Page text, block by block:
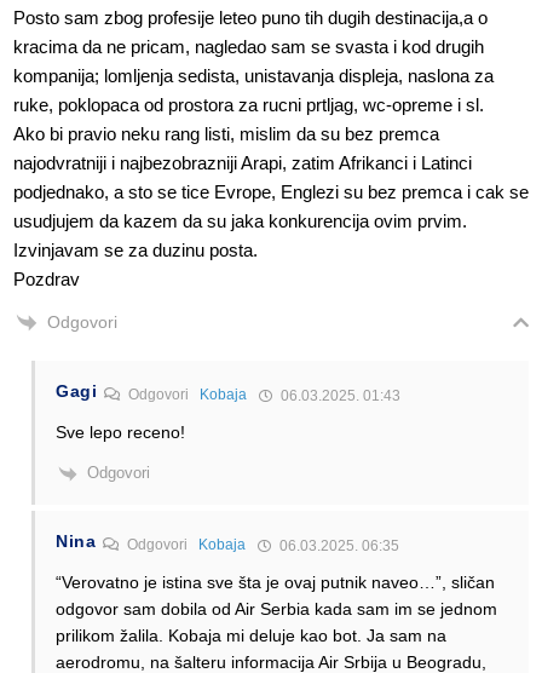
Posto sam zbog profesije leteo puno tih dugih destinacija,a o
kracima da ne pricam, nagledao sam se svasta i kod drugih
kompanija; lomljenja sedista, unistavanja displeja, naslona za
ruke, poklopaca od prostora za rucni prtljag, wc-opreme i sl.
Ako bi pravio neku rang listi, mislim da su bez premca
najodvratniji i najbezobrazniji Arapi, zatim Afrikanci i Latinci
podjednako, a sto se tice Evrope, Englezi su bez premca i cak se
usudjujem da kazem da su jaka konkurencija ovim prvim.
Izvinjavam se za duzinu posta.
Pozdrav
Odgovori
Gagi Odgovori Kobaja 06.03.2025. 01:43
Sve lepo receno!
Odgovori
Nina Odgovori Kobaja 06.03.2025. 06:35
“Verovatno je istina sve šta je ovaj putnik naveo…”, sličan
odgovor sam dobila od Air Serbia kada sam im se jednom
prilikom žalila. Kobaja mi deluje kao bot. Ja sam na
aerodromu, na šalteru informacija Air Srbija u Beogradu,